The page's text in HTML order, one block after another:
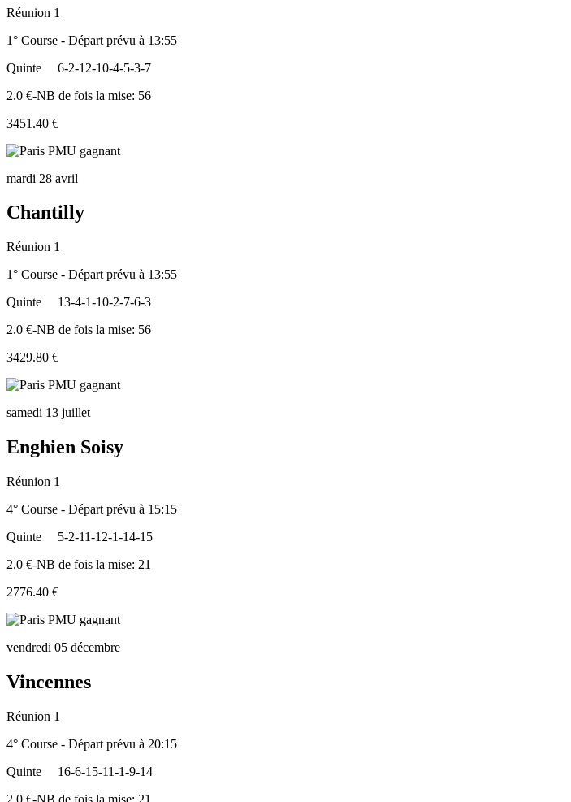
Réunion 1
1° Course - Départ prévu à 13:55
Quinte
6-2-12-10-4-5-3-7
2.0 €-NB de fois la mise: 56
3451.40 €
mardi 28 avril
Chantilly
Réunion 1
1° Course - Départ prévu à 13:55
Quinte
13-4-1-10-2-7-6-3
2.0 €-NB de fois la mise: 56
3429.80 €
samedi 13 juillet
Enghien Soisy
Réunion 1
4° Course - Départ prévu à 15:15
Quinte
5-2-11-12-1-14-15
2.0 €-NB de fois la mise: 21
2776.40 €
vendredi 05 décembre
Vincennes
Réunion 1
4° Course - Départ prévu à 20:15
Quinte
16-6-15-11-1-9-14
2.0 €-NB de fois la mise: 21